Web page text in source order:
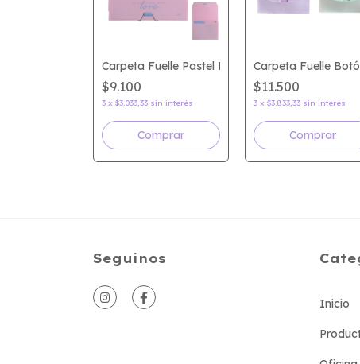
Portadocumento 12 Div FW
Carpeta Fuelle Pastel FW
$9.100
3 x $3.033,33 sin interés
Comprar
Carpeta Fuelle
$11.500
3 x $3.833,33 sin interés
Comprar
Seguinos
Inicio